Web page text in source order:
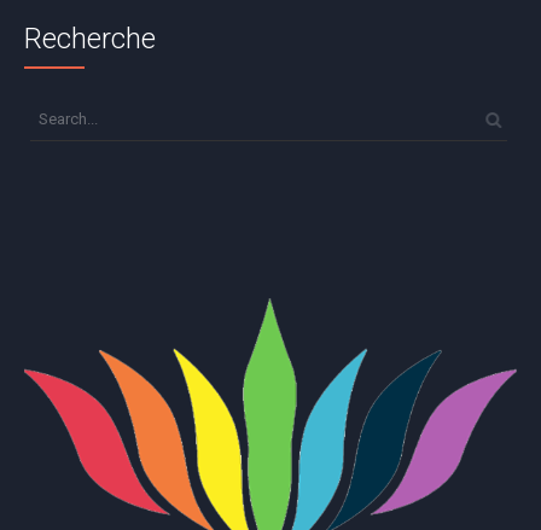
Recherche